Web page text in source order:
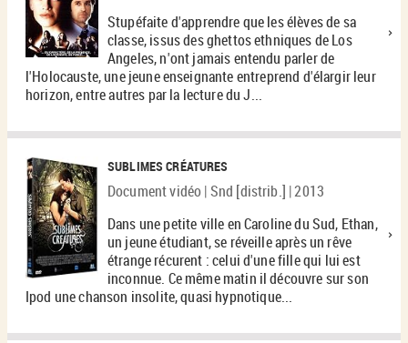
Stupéfaite d'apprendre que les élèves de sa
classe, issus des ghettos ethniques de Los
Angeles, n'ont jamais entendu parler de
l'Holocauste, une jeune enseignante entreprend d'élargir leur
horizon, entre autres par la lecture du J...
SUBLIMES CRÉATURES
Document vidéo | Snd [distrib.] | 2013
Dans une petite ville en Caroline du Sud, Ethan,
un jeune étudiant, se réveille après un rêve
étrange récurent : celui d'une fille qui lui est
inconnue. Ce même matin il découvre sur son
Ipod une chanson insolite, quasi hypnotique...